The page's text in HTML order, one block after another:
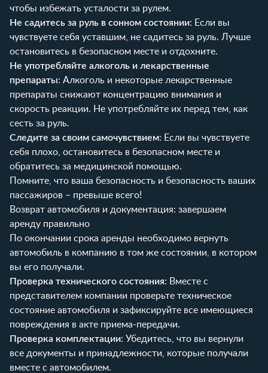
чтобы избежать усталости за рулем.
Не садитесь за руль в сонном состоянии: Если вы
чувствуете себя уставшим, не садитесь за руль. Лучше
остановитесь в безопасном месте и отдохните.
Не употребляйте алкоголь и лекарственные
препараты: Алкоголь и некоторые лекарственные
препараты снижают концентрацию внимания и
скорость реакции. Не употребляйте их перед тем, как
сесть за руль.
Следите за своим самочувствием: Если вы чувствуете
себя плохо, остановитесь в безопасном месте и
обратитесь за медицинской помощью.
Помните, что ваша безопасность и безопасность ваших
пассажиров – превыше всего!
Возврат автомобиля и документация: завершаем
аренду правильно
По окончании срока аренды необходимо вернуть
автомобиль в компанию в том же состоянии, в котором
вы его получали.
Проверка технического состояния: Вместе с
представителем компании проверьте техническое
состояние автомобиля и зафиксируйте все имеющиеся
повреждения в акте приема-передачи.
Проверка комплектации: Убедитесь, что вы вернули
все документы и принадлежности, которые получали
вместе с автомобилем.